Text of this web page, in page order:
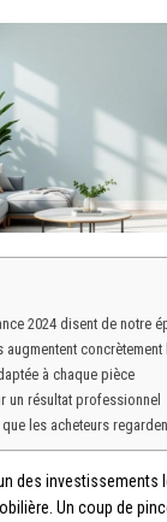
2024 disent de notre
concrètement
à chaque pièce
un résultat professionnel
les acheteurs
des investissements
Un coup de